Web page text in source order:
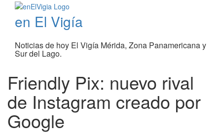
en El Vigía
Noticias de hoy El Vigía Mérida, Zona Panamericana y
Sur del Lago.
Friendly Pix: nuevo rival
de Instagram creado por
Google